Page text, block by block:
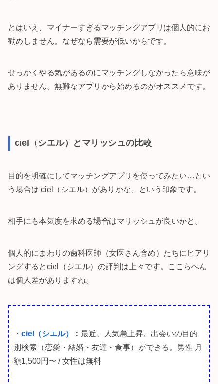
とはいえ、マイナーすぎるマッチングアプリは個人的にお
勧めしません。なぜなら需要が低いからです。
せっかくやる気があるのにマッチングしなかったら意味が
ありません。無難なアプリから始めるのがオススメです。
ciel（シエル）とマリッシュの比較
目的を明確にしてマッチングアプリを使ってみたい…とい
う場合は ciel（シエル）がありかな、という印象です。
相手にも本気度を求める場合はマリッシュが良いかと。
個人的にまわりの歯科医師（女医さん含め）たちにヒアリ
ングするとciel（シエル）の評判は上々です。ここらへん
は個人差がありますね。
・ ciel（シエル） ： 最近、人気急上昇。出会いの目的
別検索（恋愛・結婚・友達・食事）ができる。男性 月
額1,500円〜 / 女性は無料